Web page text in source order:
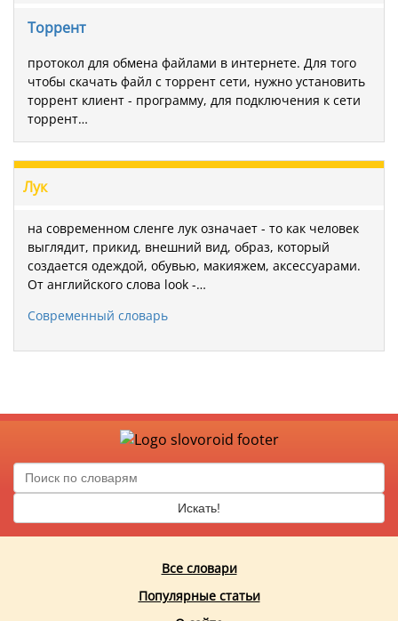
Торрент
протокол для обмена файлами в интернете. Для того
чтобы скачать файл с торрент сети, нужно установить
торрент клиент - программу, для подключения к сети
торрент…
Лук
на современном сленге лук означает - то как человек
выглядит, прикид, внешний вид, образ, который
создается одеждой, обувью, макияжем, аксессуарами.
От английского слова look -…
Современный словарь
Искать!
Все словари
Популярные статьи